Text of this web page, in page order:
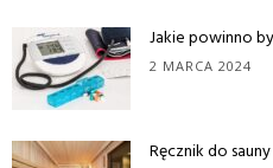
Jakie powinno
2 MARCA 2024
Ręcznik do